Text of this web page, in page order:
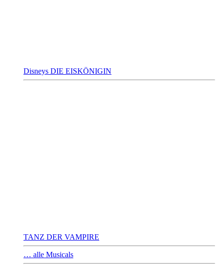
Disneys DIE EISKÖNIGIN
TANZ DER VAMPIRE
… alle Musicals